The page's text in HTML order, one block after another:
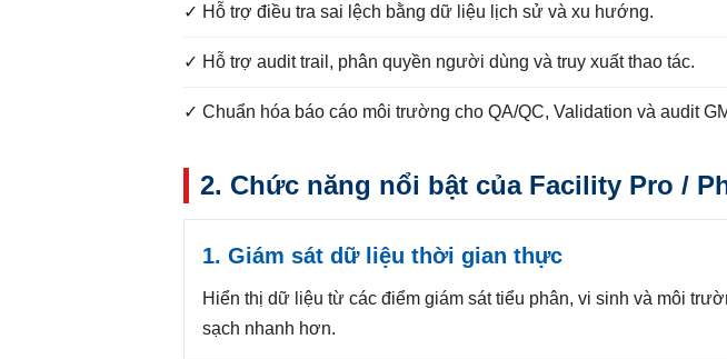
✓ Hỗ trợ điều tra sai lệch bằng dữ liệu lịch sử và xu hướng.
✓ Hỗ trợ audit trail, phân quyền người dùng và truy xuất thao tác.
✓ Chuẩn hóa báo cáo môi trường cho QA/QC, Validation và audit
2. Chức năng nổi bật của Facility Pro /
1. Giám sát dữ liệu thời gian thực
Hiển thị dữ liệu từ các điểm giám sát tiểu phân, vi sinh và môi
sạch nhanh hơn.